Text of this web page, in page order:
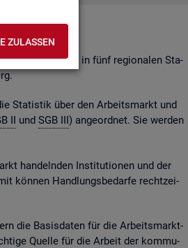
ZULASSEN
ist or­ga­ni­siert in fünf re­gio­na­len Sta­
Sta­tis­tik über den Ar­beits­markt und
II und SGB III) an­ge­ord­net. Sie wer­den
han­deln­den In­sti­tu­tio­nen und der
kön­nen Hand­lungs­be­dar­fe recht­zei­
die Ba­sis­da­ten für die Ar­beits­markt­
Quel­le für die Ar­beit der kom­mu­